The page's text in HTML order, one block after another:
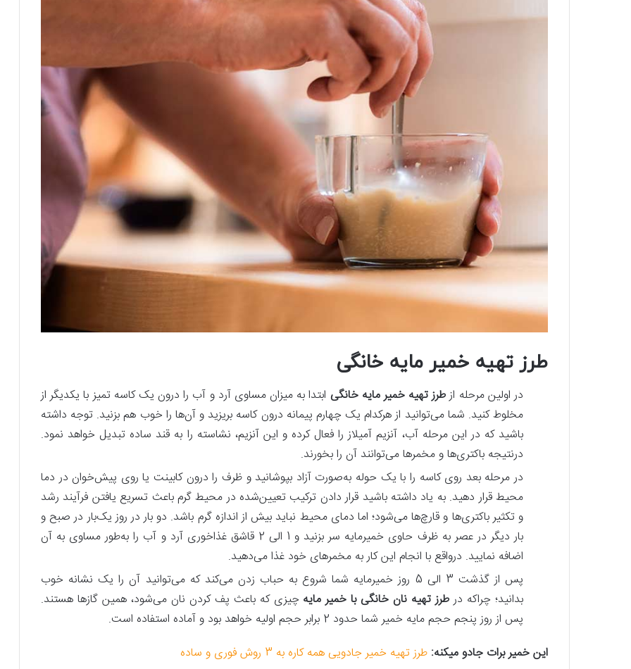
طرز تهیه خمیر مایه خانگی
در اولین مرحله ازطرز تهیه خمیر مایه خانگی ابتدا به میزان مساوی آرد و آب را درون یک کاسه تمیز با یکدیگر از
مخلوط کنید. شما می‌توانید از هرکدام یک چهارم پیمانه درون کاسه بریزید و آن‌ها را خوب هم بزنید. توجه داشته
باشید که در این مرحله آب، آنزیم آمیلاز را فعال کرده و این آنزیم، نشاسته را به قند ساده تبدیل خواهد نمود.
درنتیجه باکتری‌ها و مخمرها می‌توانند آن را بخورند.
در مرحله بعد روی کاسه را با یک حوله به‌صورت آزاد بپوشانید و ظرف را درون کابینت یا روی پیش‌خوان در دما
محیط قرار دهید. به یاد داشته باشید قرار دادن ترکیب تعیین‌شده در محیط گرم باعث تسریع یافتن فرآیند رشد
و تکثیر باکتری‌ها و قارچ‌ها می‌شود؛ اما دمای محیط نباید بیش‌ از اندازه گرم باشد. دو بار در روز یک‌بار در صبح و
بار دیگر در عصر به ظرف حاوی خمیرمایه سر بزنید و 1 الی 2 قاشق غذاخوری آرد و آب را به‌طور مساوی به آن
اضافه نمایید. درواقع با انجام این کار به مخمرهای خود غذا می‌دهید.
پس‌ از گذشت 3 الی 5 روز خمیرمایه شما شروع به حباب زدن می‌کند که می‌توانید آن را یک نشانه خوب
بدانید؛ چراکه درطرز تهیه نان خانگی با خمیر مایه چیزی که باعث پف کردن نان می‌شود، همین گازها هستند.
پس از روز پنجم حجم مایه خمیر شما حدود 2 برابر حجم اولیه خواهد بود و آماده استفاده است.
این خمیر برات جادو میکنه: طرز تهیه خمیر جادویی همه کاره به 3 روش فوری و ساده